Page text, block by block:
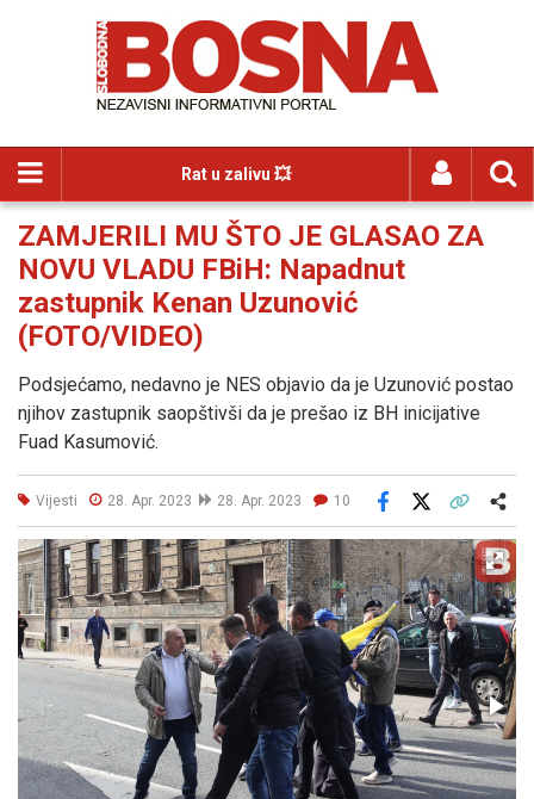
Rat u zalivu 💥
ZAMJERILI MU ŠTO JE GLASAO ZA
NOVU VLADU FBiH: Napadnut
zastupnik Kenan Uzunović
(FOTO/VIDEO)
Podsjećamo, nedavno je NES objavio da je Uzunović postao
njihov zastupnik saopštivši da je prešao iz BH inicijative
Fuad Kasumović.
Vijesti 28. Apr. 2023 28. Apr. 2023 10
Facebook